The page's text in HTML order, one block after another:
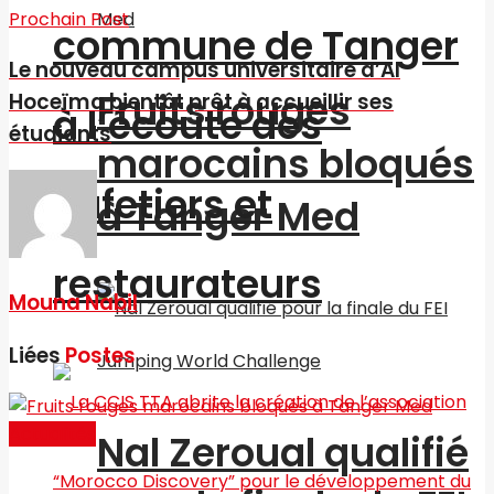
Fruits rouges
marocains bloqués
à Tanger Med
Nal Zeroual qualifié
commune de Tanger
à l’écoute des
cafetiers et
restaurateurs
Prochain Post
Le nouveau campus universitaire d’Al
Hoceïma bientôt prêt à accueillir ses
étudiants
Mouna Nabil
LiéesPostes